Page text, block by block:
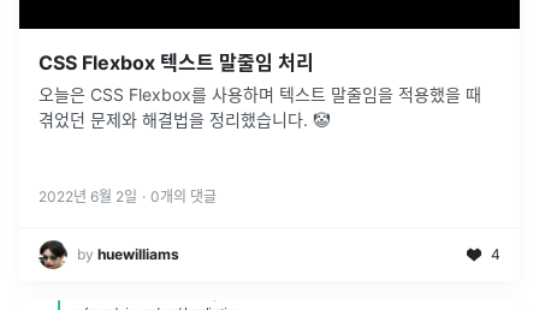
CSS Flexbox 텍스트 말줄임 처리
오늘은 CSS Flexbox를 사용하며 텍스트 말줄임을 적용했을 때
겪었던 문제와 해결법을 정리했습니다. 🤡
2022년 6월 2일 · 0개의 댓글
by huewilliams 4